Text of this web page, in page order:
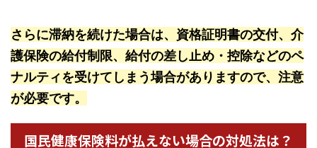
さらに滞納を続けた場合は、資格証明書の交付、介
護保険の給付制限、給付の差し止め・控除などのペ
ナルティを受けてしまう場合がありますので、注意
が必要です。
国民健康保険料が払えない場合の対処法は？